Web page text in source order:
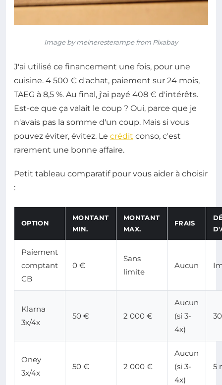
Image by meineresterampe from Pixabay
J'ai utilisé ce financement une fois, pour une
cuisine. 4 500 € d'achat, paiement sur 24 mois,
TAEG à 8,5 %. Au final, j'ai payé 408 € d'intérêts.
Est-ce que ça valait le coup ? Oui, parce que je
n'avais pas la somme d'un coup. Mais si vous
pouvez éviter, évitez. Le crédit conso, c'est
rarement une bonne affaire.
Petit tableau comparatif pour vous aider à choisir
:
OPTION
MONTANT
MIN.
MONTANT
MAX.
FRAIS
Paiement
comptant
CB
0 €
Sans
limite
Aucun
Klarna
3x/4x
50 € 2 000 €
Aucun
(si 3-
4x)
Oney
3x/4x
50 € 2 000 €
Aucun
(si 3-
4x)
5